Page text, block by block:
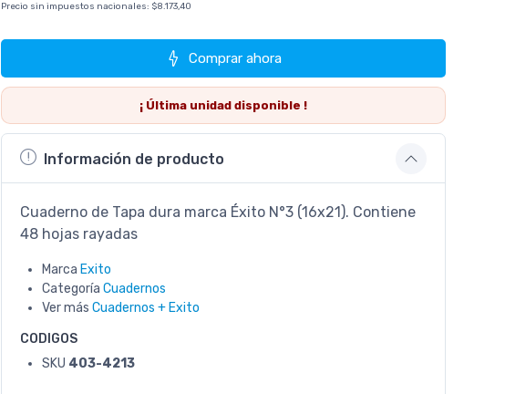
Precio sin impuestos nacionales: $8.173,40
Comprar ahora
¡ Última unidaddisponible !
Información de producto
Cuaderno de Tapa dura marca Éxito N°3 (16x21). Contiene
48 hojas rayadas
Marca Exito
Categoría Cuadernos
Ver más Cuadernos + Exito
CODIGOS
SKU 403-4213